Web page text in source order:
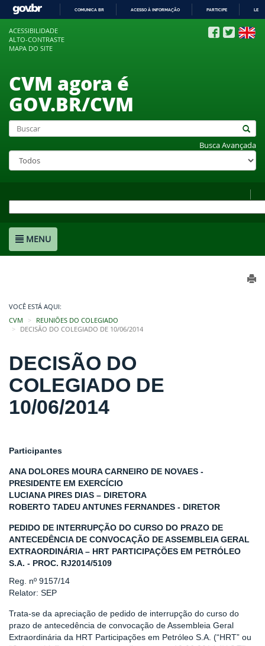
COMUNICA BR ACESSO À INFORMAÇÃO PARTICIPE
ACESSIBILIDADE
ALTO-CONTRASTE
MAPA DO SITE
CVM agora é
GOV.BR/CVM
Busca Avançada
MENU
VOCÊ ESTÁ AQUI:
CVM
REUNIÕES DO COLEGIADO
DECISÃO DO COLEGIADO DE 10/06/2014
DECISÃO DO
COLEGIADO DE
10/06/2014
Participantes
ANA DOLORES MOURA CARNEIRO DE NOVAES -
PRESIDENTE EM EXERCÍCIO
LUCIANA PIRES DIAS – DIRETORA
ROBERTO TADEU ANTUNES FERNANDES - DIRETOR
PEDIDO DE INTERRUPÇÃO DO CURSO DO PRAZO DE
ANTECEDÊNCIA DE CONVOCAÇÃO DE ASSEMBLEIA GERAL
EXTRAORDINÁRIA – HRT PARTICIPAÇÕES EM PETRÓLEO
S.A. - PROC. RJ2014/5109
Reg. nº 9157/14
Relator: SEP
Trata-se da apreciação de pedido de interrupção do curso do
prazo de antecedência de convocação de Assembleia Geral
Extraordinária da HRT Participações em Petróleo S.A. (“HRT” ou